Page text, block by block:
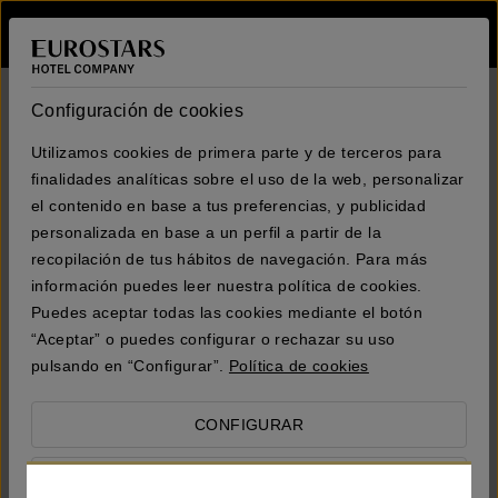
Configuración de cookies
Utilizamos cookies de primera parte y de terceros para
finalidades analíticas sobre el uso de la web, personalizar
el contenido en base a tus preferencias, y publicidad
personalizada en base a un perfil a partir de la
recopilación de tus hábitos de navegación. Para más
información puedes leer nuestra política de cookies.
Puedes aceptar todas las cookies mediante el botón
“Aceptar” o puedes configurar o rechazar su uso
pulsando en “Configurar”. Política de cookies
CONFIGURAR